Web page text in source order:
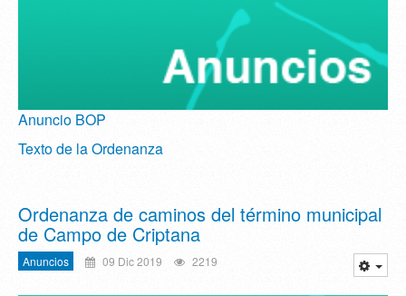
Anuncio BOP
Texto de la Ordenanza
Ordenanza de caminos del término municipal
de Campo de Criptana
Anuncios 09 Dic 2019 2219